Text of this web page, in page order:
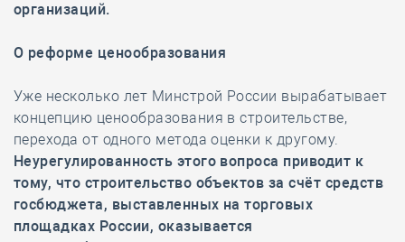
организаций.
О реформе ценообразования
Уже несколько лет Минстрой России вырабатывает
концепцию ценообразования в строительстве,
перехода от одного метода оценки к другому.
Неурегулированность этого вопроса приводит к
тому, что строительство объектов за счёт средств
госбюджета, выставленных на торговых
площадках России, оказывается